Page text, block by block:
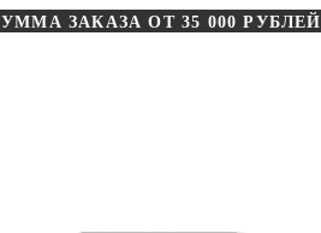
ЗАКАЗА ОТ 35 000 РУБЛЕЙ